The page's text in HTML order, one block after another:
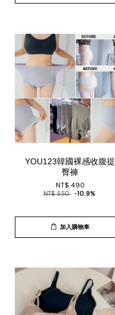
YOU123韓國裸感收腹提
臀褲
NT$ 490
NT$ 550 -10.9%
加入購物車